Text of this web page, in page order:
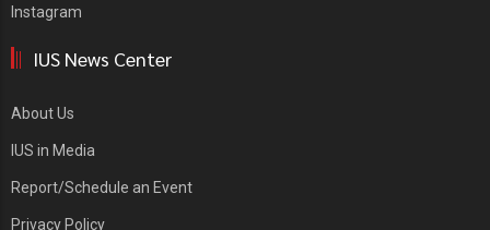
Instagram
IUS News Center
About Us
IUS in Media
Report/Schedule an Event
Privacy Policy